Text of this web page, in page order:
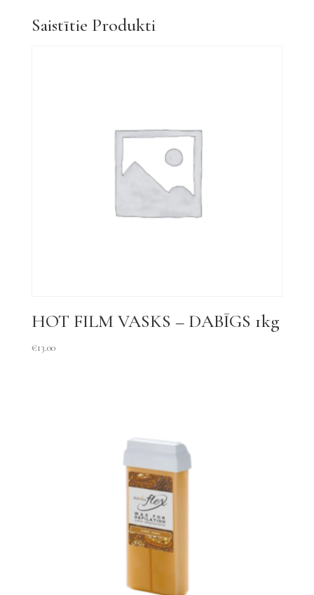
daudzums
Saistītie Produkti
HOT FILM VASKS – DABĪGS 1kg
€13.00